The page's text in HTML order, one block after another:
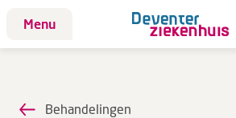
Menu
Patiënt
Behandelingen